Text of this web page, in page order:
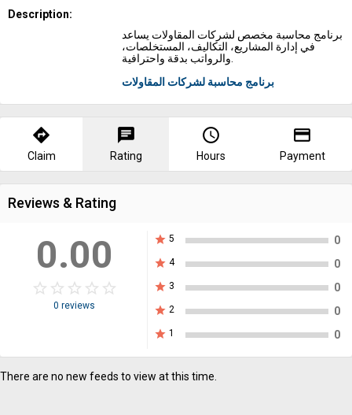
Description:
برنامج محاسبة مخصص لشركات المقاولات يساعد
في إدارة المشاريع، التكاليف، المستخلصات،
والرواتب بدقة واحترافية.
برنامج محاسبة لشركات المقاولات
directions
Claim
chat
Rating
query_builder
Hours
payment
Payment
Reviews & Rating
0.00
star_border star_border star_border star_border star_border
star star star star star
0 reviews
star 5
0
star 4
0
star 3
0
star 2
0
star 1 0
There are no new feeds to view at this time.